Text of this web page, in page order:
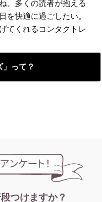
。多くの読者が抱える
を快適に過ごしたい。
てくれるコンタクトレ
」って？
つけますか？